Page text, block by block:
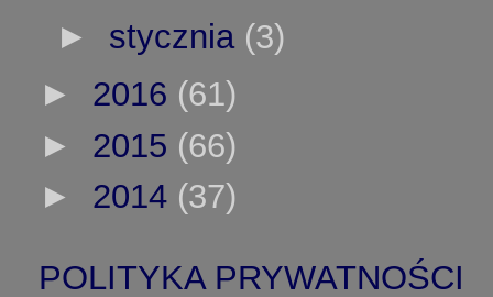
► stycznia (3)
► 2016 (61)
► 2015 (66)
► 2014 (37)
POLITYKA PRYWATNOŚCI